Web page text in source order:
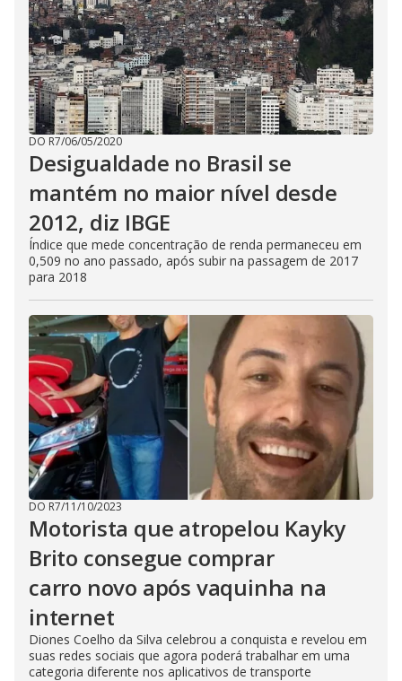
DO R7/06/05/2020
Desigualdade no Brasil se
mantém no maior nível desde
2012, diz IBGE
Índice que mede concentração de renda permaneceu em
0,509 no ano passado, após subir na passagem de 2017
para 2018
DO R7/11/10/2023
Motorista que atropelou Kayky
Brito consegue comprar
carro novo após vaquinha na
internet
Diones Coelho da Silva celebrou a conquista e revelou em
suas redes sociais que agora poderá trabalhar em uma
categoria diferente nos aplicativos de transporte